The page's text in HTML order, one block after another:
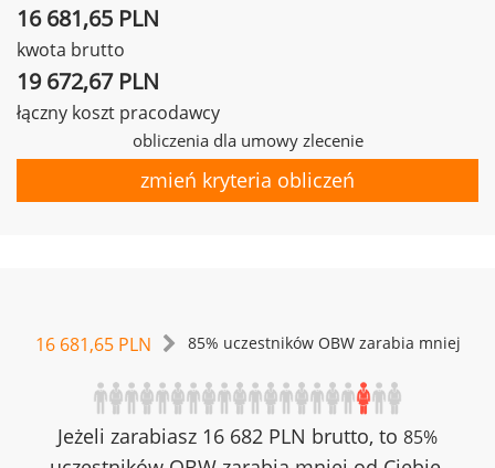
16 681,65 PLN
kwota brutto
19 672,67 PLN
łączny koszt pracodawcy
obliczenia dla umowy zlecenie
zmień kryteria obliczeń
16 681,65 PLN 85% uczestników OBW zarabia mniej
Jeżeli zarabiasz 16 682 PLN brutto, to 85%